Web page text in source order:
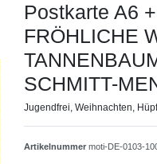
Postkarte A6
FRÖHLICHE
SCHMITT-
Jugendfrei, Weihnachten,
Artikelnummer moti-DE-0103-